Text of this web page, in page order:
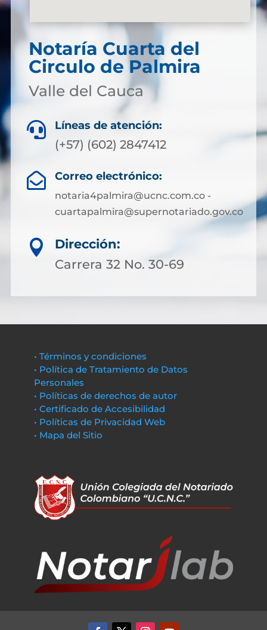
Notaría Cuarta del
Circulo de Palmira
Valle del Cauca
 Líneas de atención:
(+57) (602) 2847412
 Correo electrónico:
notaria4palmira@ucnc.com.co -
cuartapalmira@supernotariado.gov.co

Dirección:
Carrera 32 No. 30-69
• Términos y condiciones
• Política de Tratamiento de Datos
Personales
• Políticas de derechos de autor
• Certificado de Accesibilidad
• Políticas de Privacidad Web
• Mapa del Sitio